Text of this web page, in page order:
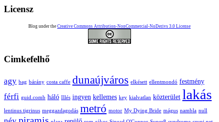
Licensz
Blog under the Creative Commons Attribution-NonCommercial-NoDerivs 3.0 License
Cimkefelhő
agy bag bárány costa caffe dunaújváros elkésett ellentmondó festmény
férfi guid.comb háló Illés ingyen kellemes key kialvatlan közterület lakás
lentinus tigrinus meggazdagodás metró motor My Dying Bride mágus nambla null